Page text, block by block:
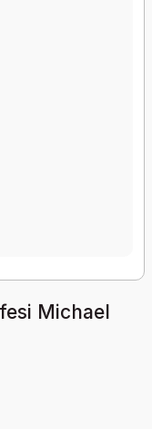
Michael